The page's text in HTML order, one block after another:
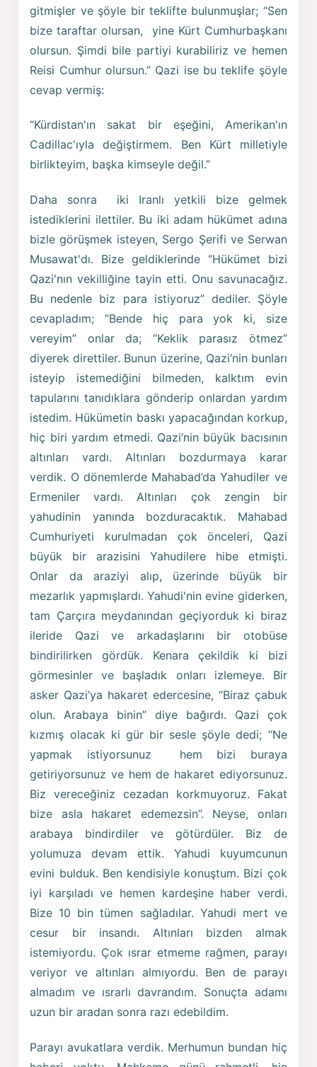
gitmişler ve şöyle bir teklifte bulunmuşlar; “Sen
bize taraftar olursan, yine Kürt Cumhurbaşkanı
olursun. Şimdi bile partiyi kurabiliriz ve hemen
Reisi Cumhur olursun.” Qazi ise bu teklife şöyle
cevap vermiş:
“Kürdistan'ın sakat bir eşeğini, Amerikan'ın
Cadillac'ıyla değiştirmem. Ben Kürt milletiyle
birlikteyim, başka kimseyle değil.”
Daha sonra iki Iranlı yetkili bize gelmek
istediklerini ilettiler. Bu iki adam hükümet adına
bizle görüşmek isteyen, Sergo Şerifi ve Serwan
Musawat'dı. Bize geldiklerinde “Hükümet bizi
Qazi'nın vekilliğine tayin etti. Onu savunacağız.
Bu nedenle biz para istiyoruz” dediler. Şöyle
cevapladım; “Bende hiç para yok ki, size
vereyim” onlar da; “Keklik parasız ötmez”
diyerek direttiler. Bunun üzerine, Qazi’nin bunları
isteyip istemediğini bilmeden, kalktım evin
tapularını tanıdıklara gönderip onlardan yardım
istedim. Hükümetin baskı yapacağından korkup,
hiç biri yardım etmedi. Qazi’nin büyük bacısının
altınları vardı. Altınları bozdurmaya karar
verdik. O dönemlerde Mahabad’da Yahudiler ve
Ermeniler vardı. Altınları çok zengin bir
yahudinin yanında bozduracaktık. Mahabad
Cumhuriyeti kurulmadan çok önceleri, Qazi
büyük bir arazisini Yahudilere hibe etmişti.
Onlar da araziyi alıp, üzerinde büyük bir
mezarlık yapmışlardı. Yahudi'nin evine giderken,
tam Çarçıra meydanından geçiyorduk ki biraz
ileride Qazi ve arkadaşlarını bir otobüse
bindirilirken gördük. Kenara çekildik ki bizi
görmesinler ve başladık onları izlemeye. Bir
asker Qazi’ya hakaret edercesine, “Biraz çabuk
olun. Arabaya binin” diye bağırdı. Qazi çok
kızmış olacak ki gür bir sesle şöyle dedi; “Ne
yapmak istiyorsunuz hem bizi buraya
getiriyorsunuz ve hem de hakaret ediyorsunuz.
Biz vereceğiniz cezadan korkmuyoruz. Fakat
bize asla hakaret edemezsin”. Neyse, onları
arabaya bindirdiler ve götürdüler. Biz de
yolumuza devam ettik. Yahudi kuyumcunun
evini bulduk. Ben kendisiyle konuştum. Bizi çok
iyi karşıladı ve hemen kardeşine haber verdi.
Bize 10 bin tümen sağladılar. Yahudi mert ve
cesur bir insandı. Altınları bizden almak
istemiyordu. Çok ısrar etmeme rağmen, parayı
veriyor ve altınları almıyordu. Ben de parayı
almadım ve ısrarlı davrandım. Sonuçta adamı
uzun bir aradan sonra razı edebildim.
Parayı avukatlara verdik. Merhumun bundan hiç